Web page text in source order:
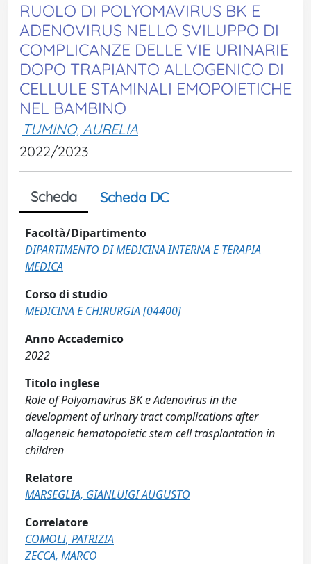
RUOLO DI POLYOMAVIRUS BK E
ADENOVIRUS NELLO SVILUPPO DI
COMPLICANZE DELLE VIE URINARIE
DOPO TRAPIANTO ALLOGENICO DI
CELLULE STAMINALI EMOPOIETICHE
NEL BAMBINO
TUMINO, AURELIA
2022/2023
Scheda Scheda DC
Facoltà/Dipartimento
DIPARTIMENTO DI MEDICINA INTERNA E TERAPIA
MEDICA
Corso di studio
MEDICINA E CHIRURGIA [04400]
Anno Accademico
2022
Titolo inglese
Role of Polyomavirus BK e Adenovirus in the
development of urinary tract complications after
allogeneic hematopoietic stem cell trasplantation in
children
Relatore
MARSEGLIA, GIANLUIGI AUGUSTO
Correlatore
COMOLI, PATRIZIA
ZECCA, MARCO